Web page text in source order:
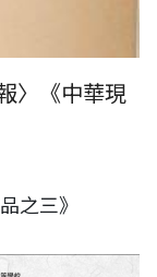
〉《中華現
之三》